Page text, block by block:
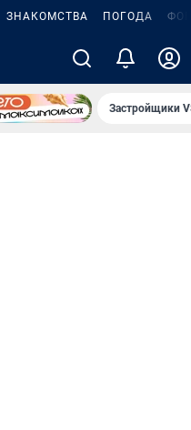
ЗНАКОМСТВА ПОГОДА
Застройщики